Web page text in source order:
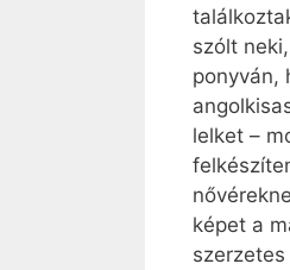
szólt
ponyván,
lelket –
képet a